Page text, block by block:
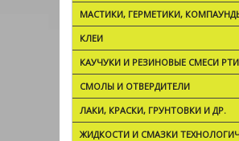
МАСТИКИ, ГЕРМЕТИКИ,
КЛЕИ
КАУЧУКИ И РЕЗИНОВЫЕ СМЕСИ РТИ
СМОЛЫ И ОТВЕРДИТЕЛИ
ЛАКИ, КРАСКИ, ГРУНТОВКИ И ДР.
ЖИДКОСТИ И СМАЗКИ